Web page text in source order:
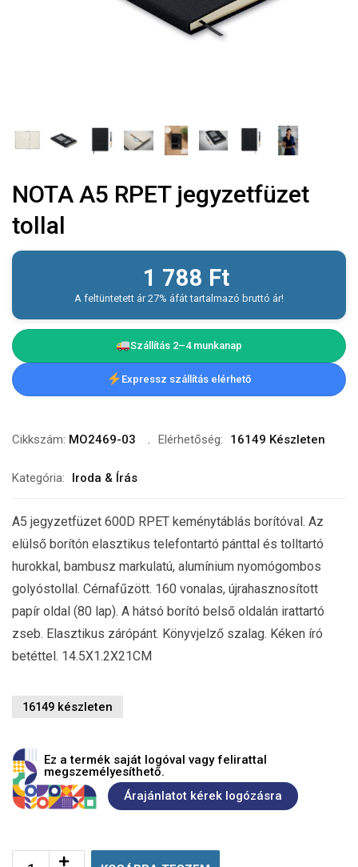
NOTA A5 RPET jegyzetfüzet
tollal
1 788 Ft
A feltüntetett ár 27% áfát tartalmazó bruttó ár!
Szállítás 2–4 munkanap
Expressz szállítás elérhető
Cikkszám: MO2469-03 Elérhetőség: 16149 Készleten
Kategória: Iroda & Írás
A5 jegyzetfüzet 600D RPET keménytáblás borítóval. Az
elülső borítón elasztikus telefontartó pánttal és tolltartó
hurokkal, bambusz markulatú, alumínium nyomógombos
golyóstollal. Cérnafűzött. 160 vonalas, újrahasznosított
papír oldal (80 lap). A hátsó borító belső oldalán irattartó
zseb. Elasztikus zárópánt. Könyvjelző szalag. Kéken író
betéttel. 14.5X1.2X21CM
16149 készleten
Ez a termék saját logóval vagy felirattal
megszemélyesíthető.
Árajánlatot kérek logózásra